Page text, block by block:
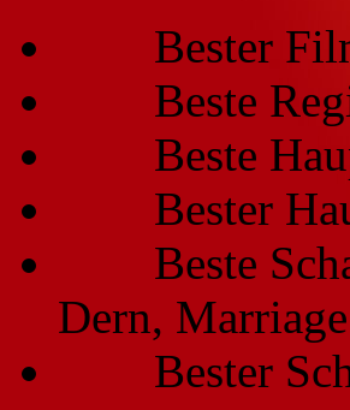
Bester
Beste
Beste
Bester
Beste
Dern,
Bester